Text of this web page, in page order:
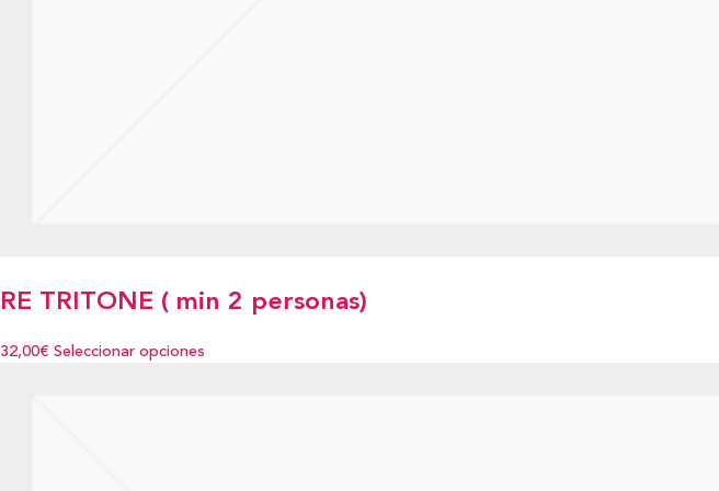
RE TRITONE ( min 2 personas)
32,00€ Seleccionar opciones